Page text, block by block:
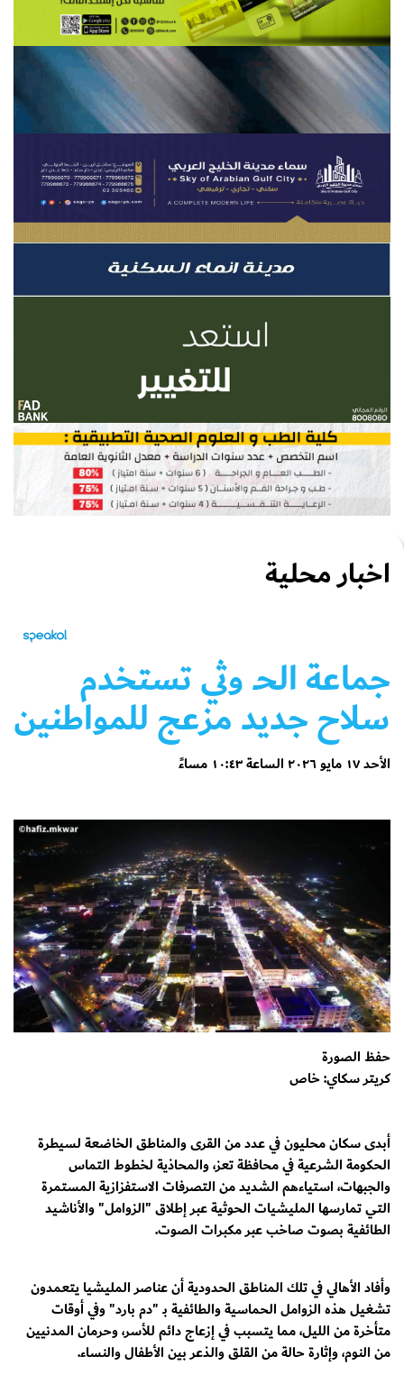
اخبار محلية
جماعة الحـ وثي تستخدم
سلاح جديد مزعج للمواطنين
الأحد ١٧ مايو ٢٠٢٦ الساعة ١٠:٤٣ مساءً
حفظ الصورة
كريتر سكاي: خاص
أبدى سكان محليون في عدد من القرى والمناطق الخاضعة لسيطرة
الحكومة الشرعية في محافظة تعز، والمحاذية لخطوط التماس
والجبهات، استياءهم الشديد من التصرفات الاستفزازية المستمرة
التي تمارسها المليشيات الحوثية عبر إطلاق "الزوامل" والأناشيد
الطائفية بصوت صاخب عبر مكبرات الصوت.
وأفاد الأهالي في تلك المناطق الحدودية أن عناصر المليشيا يتعمدون
تشغيل هذه الزوامل الحماسية والطائفية بـ "دم بارد" وفي أوقات
متأخرة من الليل، مما يتسبب في إزعاج دائم للأسر، وحرمان المدنيين
من النوم، وإثارة حالة من القلق والذعر بين الأطفال والنساء.